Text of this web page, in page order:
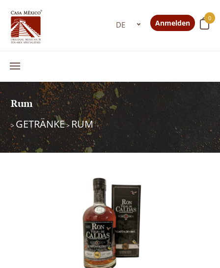
0
Anmelden
Rum
> GETRÄNKE> RUM